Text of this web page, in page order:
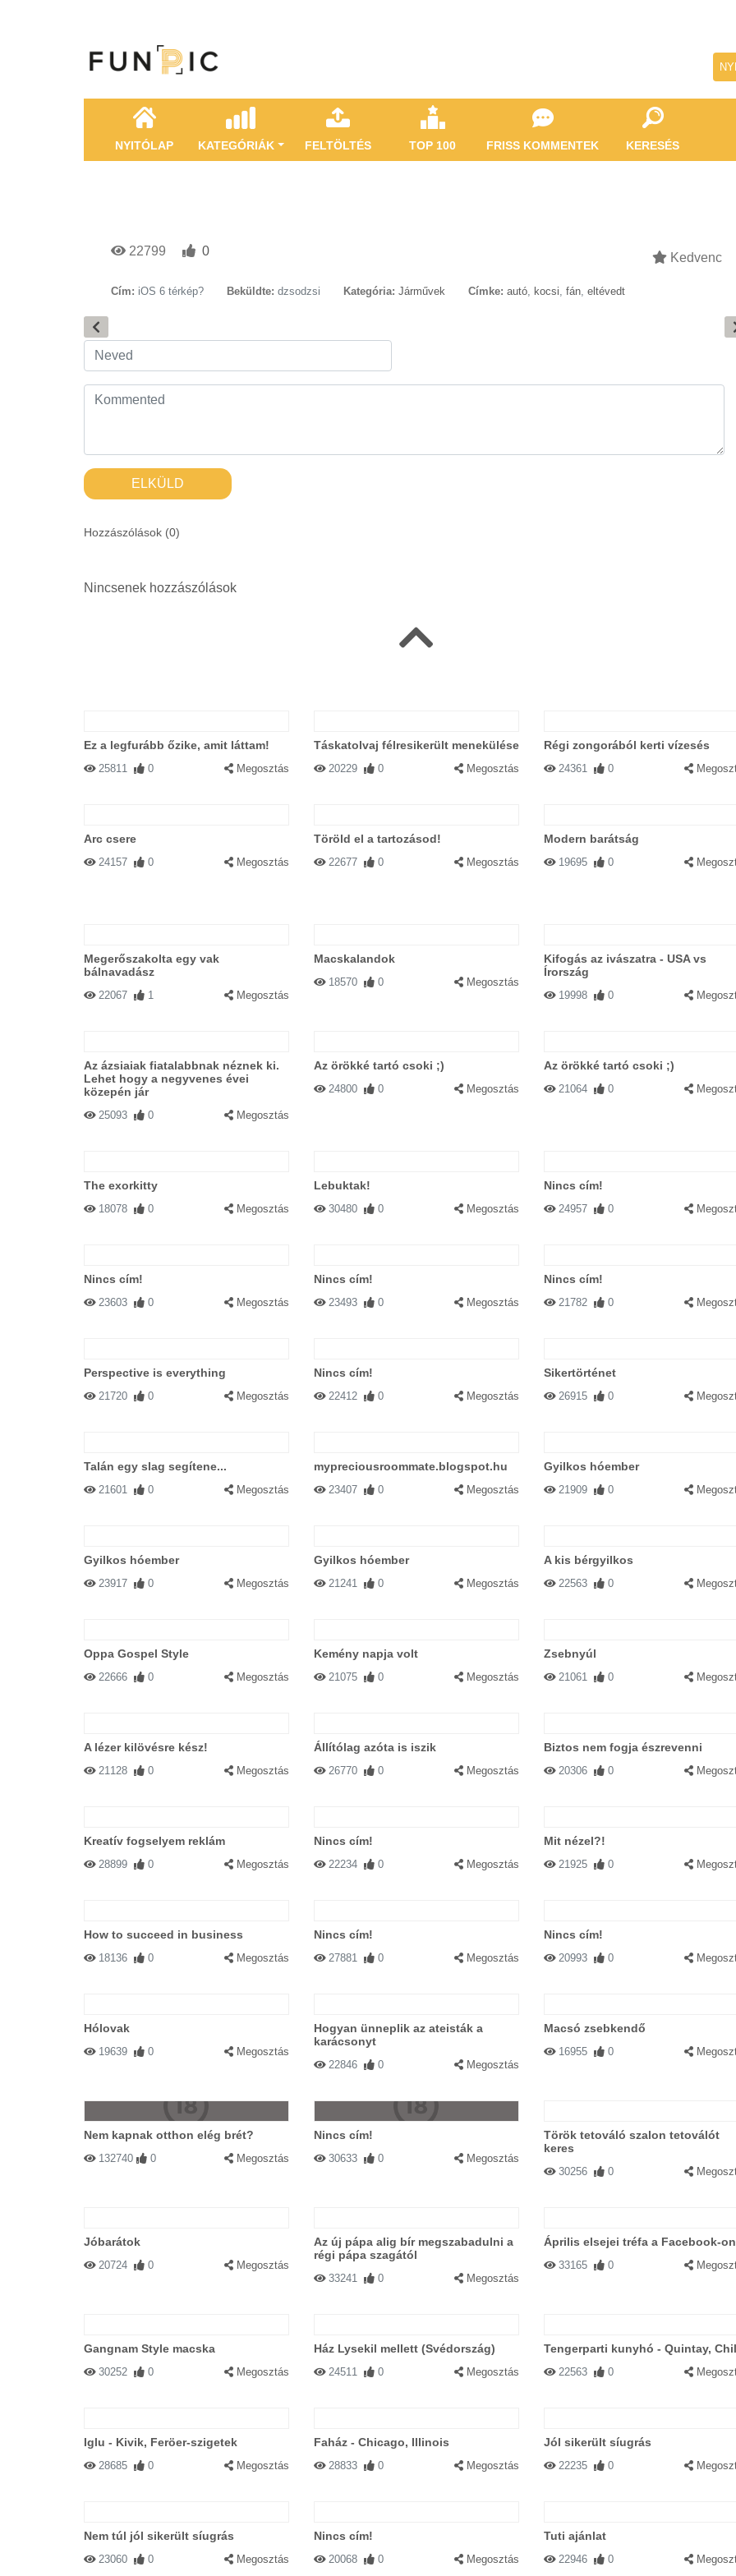
NYITÓLAP KATEGÓRIÁK FELTÖLTÉS TOP 100 FRISS KOMMENTEK KERESÉS
22799 0 Kedvenc
Cím: iOS 6 térkép? Beküldte: dzsodzsi Kategória: Járművek Címke: autó, kocsi, fán, eltévedt
ELKÜLD
Hozzászólások (0)
Nincsenek hozzászólások
Ez a legfurább őzike, amit láttam!
25811 0 Megosztás
Táskatolvaj félresikerült menekülése
20229 0 Megosztás
Régi zongorából kerti vízesés
24361 0
Arc csere
24157 0 Megosztás
Töröld el a tartozásod!
22677 0 Megosztás
Modern barátság
19695 0
Megerőszakolta egy vak
bálnavadász
22067 1 Megosztás
Macskalandok
18570 0 Megosztás
Kifogás az ivászatra - USA vs
Írország
19998 0
Az ázsiaiak fiatalabbnak néznek ki.
Lehet hogy a negyvenes évei
közepén jár
25093 0 Megosztás
Az örökké tartó csoki ;)
24800 0 Megosztás
Az örökké tartó csoki ;)
21064 0
The exorkitty
18078 0 Megosztás
Lebuktak!
30480 0 Megosztás
Nincs cím!
24957 0
Nincs cím!
23603 0 Megosztás
Nincs cím!
23493 0 Megosztás
Nincs cím!
21782 0
Perspective is everything
21720 0 Megosztás
Nincs cím!
22412 0 Megosztás
Sikertörténet
26915 0
Talán egy slag segítene...
21601 0 Megosztás
mypreciousroommate.blogspot.hu
23407 0 Megosztás
Gyilkos hóember
21909 0
Gyilkos hóember
23917 0 Megosztás
Gyilkos hóember
21241 0 Megosztás
A kis bérgyilkos
22563 0
Oppa Gospel Style
22666 0 Megosztás
Kemény napja volt
21075 0 Megosztás
Zsebnyúl
21061 0
A lézer kilövésre kész!
21128 0 Megosztás
Állítólag azóta is iszik
26770 0 Megosztás
Biztos nem fogja észrevenni
20306 0
Kreatív fogselyem reklám
28899 0 Megosztás
Nincs cím!
22234 0 Megosztás
Mit nézel?!
21925 0
How to succeed in business
18136 0 Megosztás
Nincs cím!
27881 0 Megosztás
Nincs cím!
20993 0
Hólovak
19639 0 Megosztás
Hogyan ünneplik az ateisták a
karácsonyt
22846 0 Megosztás
Macsó zsebkendő
16955 0
Nem kapnak otthon elég brét?
132740 0 Megosztás
Nincs cím!
30633 0 Megosztás
Török tetováló szalon tetoválót
keres
30256 0
Jóbarátok
20724 0 Megosztás
Az új pápa alig bír megszabadulni a
régi pápa szagától
33241 0 Megosztás
Április elsejei tréfa a Facebook-on
33165 0
Gangnam Style macska
30252 0 Megosztás
Ház Lysekil mellett (Svédország)
24511 0 Megosztás
Tengerparti kunyhó - Quintay,
22563 0
Iglu - Kivik, Feröer-szigetek
28685 0 Megosztás
Faház - Chicago, Illinois
28833 0 Megosztás
Jól sikerült síugrás
22235 0
Nem túl jól sikerült síugrás
23060 0 Megosztás
Nincs cím!
20068 0 Megosztás
Tuti ajánlat
22946 0